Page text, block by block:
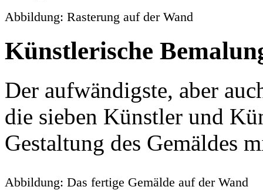
Abbildung: Rasterung auf der Wand
Künstlerische
Der aufwändigste, aber
die sieben Künstler und
Gestaltung des Gemäldes
Abbildung: Das fertige Gemälde auf der Wand